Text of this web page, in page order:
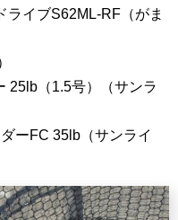
ライブS62ML-RF（がま
25lb（1.5号）（サンラ
ーFC 35lb（サンライ